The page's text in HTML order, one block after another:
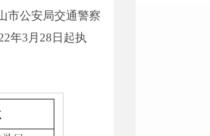
市公安局交通警察
年3月28日起执